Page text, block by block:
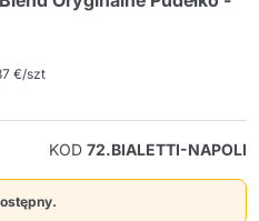
€/szt
KOD 72.BIALETTI-NAPOLI